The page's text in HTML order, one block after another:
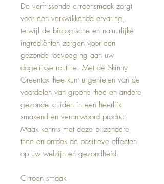
De verfrissende citroensmaak zorgt
voor een verkwikkende ervaring,
terwijl de biologische en natuurlijke
ingrediënten zorgen voor een
gezonde toevoeging aan uw
dagelijkse routine. Met de Skinny
Greentox-thee kunt u genieten van de
voordelen van groene thee en andere
gezonde kruiden in een heerlijk
smakend en verantwoord product.
Maak kennis met deze bijzondere
thee en ontdek de positieve effecten
op uw welzijn en gezondheid.
Citroen smaak